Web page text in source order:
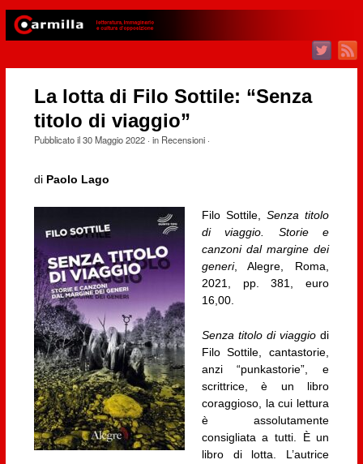
La lotta di Filo Sottile: “Senza
titolo di viaggio”
Pubblicato il30 Maggio 2022· in Recensioni·
di Paolo Lago
Filo Sottile,Senza titolo
di viaggio. Storie e
canzoni dal margine dei
generi, Alegre, Roma,
2021, pp. 381, euro
16,00.
Senza titolo di viaggio di
Filo Sottile, cantastorie,
anzi “punkastorie”, e
scrittrice, è un libro
coraggioso, la cui lettura
è assolutamente
consigliata a tutti. È un
libro di lotta. L’autrice